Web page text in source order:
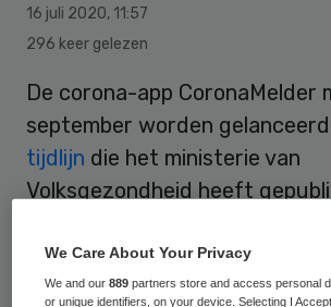
16 juli 2020, 11:57
296 keer gelezen
De corona-app CoronaMelder
september worden
tijdlijn die het ministerie van
Volksgezondheid heeft
op die datum staat gepland.
We Care About Your Privacy
We and our889 partners store and access personal
or unique identifiers, on your device. Selecting I